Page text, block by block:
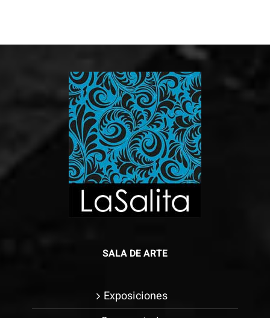
SALA DE ARTE
Exposiciones